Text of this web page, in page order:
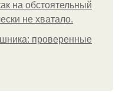
на обстоятельный
не хватало.
проверенные